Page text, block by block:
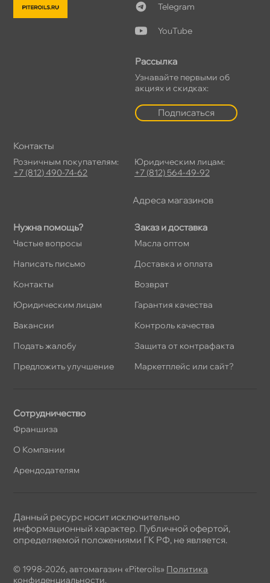
Нужна помощь?
Частые вопросы
Написать письмо
Контакты
Юридическим лицам
акансии
Подать жалобу
Предложить улучшение
Заказ и доставка
Масла оптом
Доставка и оплата
озврат
Гарантия качества
Контроль качества
Защита от контрафакта
Маркетплейс или сайт?
Telegram
YouTube
Рассылка
Узнавайте первыми о
акциях и скидках:
Подписаться
Сотрудничество
Франшиза
О Компании
Арендодателям
Контакты
Розничным покупателям:
+7 (812) 490-74-62
Юридическим лицам:
+7 (812) 564-49-92
Адреса магазино
© 1998-2026, автомагазин «Piteroils» Политика
конфиденциальности,
Данный ресурс носит исключительно
информационный характер. Публичной офертой,
определяемой положениями ГК РФ, не является.